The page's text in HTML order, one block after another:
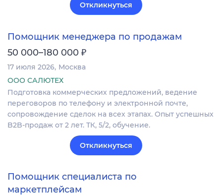
Откликнуться
Помощник менеджера по продажам
50 000–180 000 ₽
17 июля 2026 Москва
ООО САЛЮТЕХ
Подготовка коммерческих предложений, ведение
переговоров по телефону и электронной почте,
сопровождение сделок на всех этапах. Опыт успешных
B2B‐продаж от 2 лет. ТК, 5/2, обучение.
Откликнуться
Помощник специалиста по
маркетплейсам